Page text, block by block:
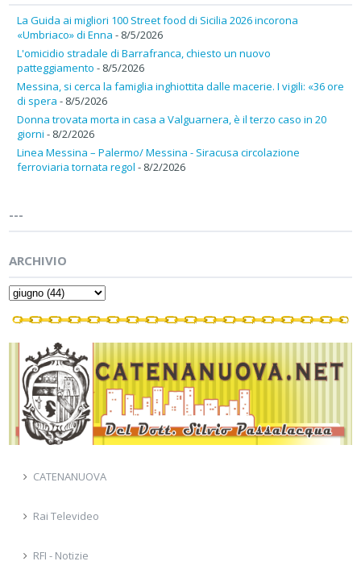
La Guida ai migliori 100 Street food di Sicilia 2026 incorona
«Umbriaco» di Enna - 8/5/2026
L'omicidio stradale di Barrafranca, chiesto un nuovo
patteggiamento - 8/5/2026
Messina, si cerca la famiglia inghiottita dalle macerie. I vigili: «36 ore
di spera - 8/5/2026
Donna trovata morta in casa a Valguarnera, è il terzo caso in 20
giorni - 8/2/2026
Linea Messina – Palermo/ Messina - Siracusa circolazione
ferroviaria tornata regol - 8/2/2026
---
ARCHIVIO
CATENANUOVA
Rai Televideo
RFI - Notizie